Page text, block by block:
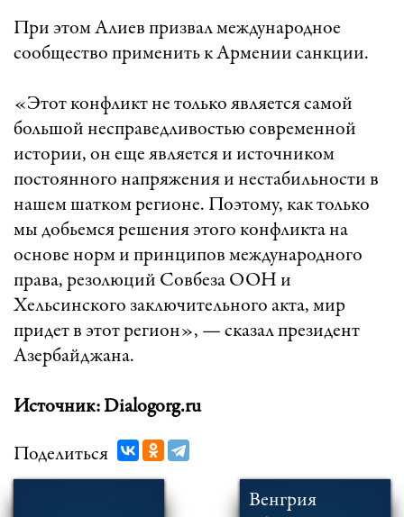
При этом Алиев призвал международное
сообщество применить к Армении санкции.
«Этот конфликт не только является самой
большой несправедливостью современной
истории, он еще является и источником
постоянного напряжения и нестабильности в
нашем шатком регионе. Поэтому, как только
мы добьемся решения этого конфликта на
основе норм и принципов международного
права, резолюций Совбеза ООН и
Хельсинского заключительного акта, мир
придет в этот регион», — сказал президент
Азербайджана.
Источник: Dialogorg.ru
Поделиться
Венгрия